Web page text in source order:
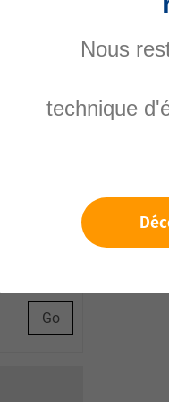
et longue durée
qui diminue l’usure
haute pression: Les
haute
la température et aux
et aux fluides
coûts de
hydrauliques et
Go
1-10
Afficher
Nous
technique